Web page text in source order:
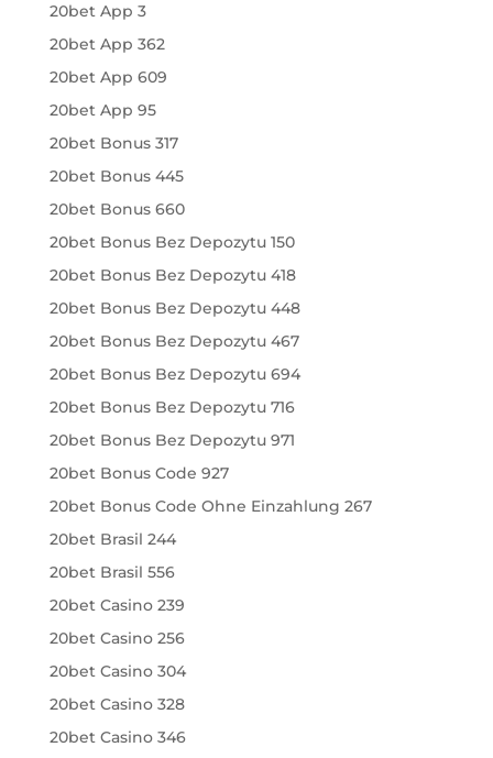
20bet App 3
20bet App 362
20bet App 609
20bet App 95
20bet Bonus 317
20bet Bonus 445
20bet Bonus 660
20bet Bonus Bez Depozytu 150
20bet Bonus Bez Depozytu 418
20bet Bonus Bez Depozytu 448
20bet Bonus Bez Depozytu 467
20bet Bonus Bez Depozytu 694
20bet Bonus Bez Depozytu 716
20bet Bonus Bez Depozytu 971
20bet Bonus Code 927
20bet Bonus Code Ohne Einzahlung 267
20bet Brasil 244
20bet Brasil 556
20bet Casino 239
20bet Casino 256
20bet Casino 304
20bet Casino 328
20bet Casino 346